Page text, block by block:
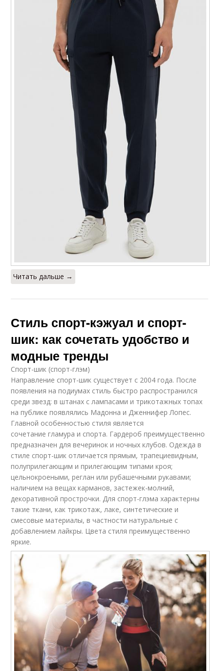
Читать дальше →
Стиль спорт-кэжуал и спорт-
шик: как сочетать удобство и
модные тренды
Спорт-шик (спорт-глэм)
Направление спорт-шик существует с 2004 года. После
появления на подиумах стиль быстро распространился
среди звезд: в штанах с лампасами и трикотажных топах
на публике появлялись Мадонна и Дженнифер Лопес.
Главной особенностью стиля является
сочетание гламура и спорта. Гардероб преимущественно
предназначен для вечеринок и ночных клубов. Одежда в
стиле спорт-шик отличается прямым, трапециевидным,
полуприлегающим и прилегающим типами кроя;
цельнокроеными, реглан или рубашечными рукавами;
наличием на вещах карманов, застежек-молний,
декоративной прострочки. Для спорт-глэма характерны
такие ткани, как трикотаж, лаке, синтетические и
смесовые материалы, в частности натуральные с
добавлением лайкры. Цвета стиля преимущественно
яркие.